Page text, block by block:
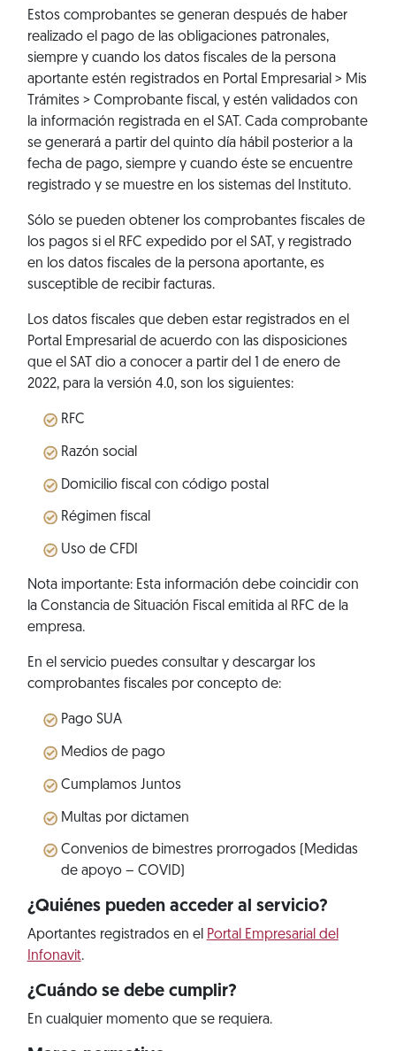
Estos comprobantes se generan después de haber
realizado el pago de las obligaciones patronales,
siempre y cuando los datos fiscales de la persona
aportante estén registrados en Portal Empresarial > Mis
Trámites > Comprobante fiscal , y estén validados con
la información registrada en el SAT. Cada comprobante
se generará a partir del quinto día hábil posterior a la
fecha de pago, siempre y cuando éste se encuentre
registrado y se muestre en los sistemas del Instituto.
Sólo se pueden obtener los comprobantes fiscales de
los pagos si el RFC expedido por el SAT, y registrado
en los datos fiscales de la persona aportante, es
susceptible de recibir facturas.
Los datos fiscales que deben estar registrados en el
Portal Empresarial de acuerdo con las disposiciones
que el SAT dio a conocer a partir del 1 de enero de
2022, para la versión 4.0, son los siguientes:
RFC
Razón social
Domicilio fiscal con código postal
Régimen fiscal
Uso de CFDI
Nota importante: Esta información debe coincidir con
la Constancia de Situación Fiscal emitida al RFC de la
empresa.
En el servicio puedes consultar y descargar los
comprobantes fiscales por concepto de:
Pago SUA
Medios de pago
Cumplamos Juntos
Multas por dictamen
Convenios de bimestres prorrogados (Medidas
de apoyo – COVID)
¿Quiénes pueden acceder al servicio?
Aportantes registrados en el Portal Empresarial del
Infonavit.
¿Cuándo se debe cumplir?
En cualquier momento que se requiera.